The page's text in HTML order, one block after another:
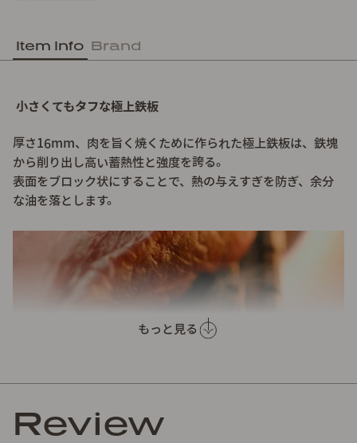
Item Info Brand
もっと見る
小さくてもタフな極上鉄板
厚さ16mm、肉を旨く焼くために作られた極上鉄板は、鉄塊
から削り出し高い蓄熱性と強度を誇る。
表面をブロック状にすることで、熱の与えすぎを防ぎ、余分
な油を落とします。
Review